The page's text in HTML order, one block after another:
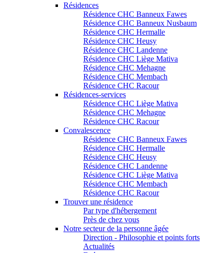
Résidences
Résidence CHC Banneux Fawes
Résidence CHC Banneux Nusbaum
Résidence CHC Hermalle
Résidence CHC Heusy
Résidence CHC Landenne
Résidence CHC Liège Mativa
Résidence CHC Mehagne
Résidence CHC Membach
Résidence CHC Racour
Résidences-services
Résidence CHC Liège Mativa
Résidence CHC Mehagne
Résidence CHC Racour
Convalescence
Résidence CHC Banneux Fawes
Résidence CHC Hermalle
Résidence CHC Heusy
Résidence CHC Landenne
Résidence CHC Liège Mativa
Résidence CHC Membach
Résidence CHC Racour
Trouver une résidence
Par type d'hébergement
Près de chez vous
Notre secteur de la personne âgée
Direction - Philosophie et points forts
Actualités